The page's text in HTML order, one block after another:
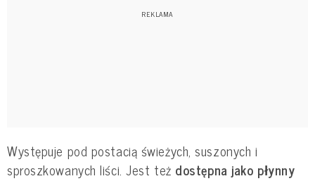
Występuje pod postacią świeżych, suszonych i
sproszkowanych liści. Jest też dostępna jako płynny